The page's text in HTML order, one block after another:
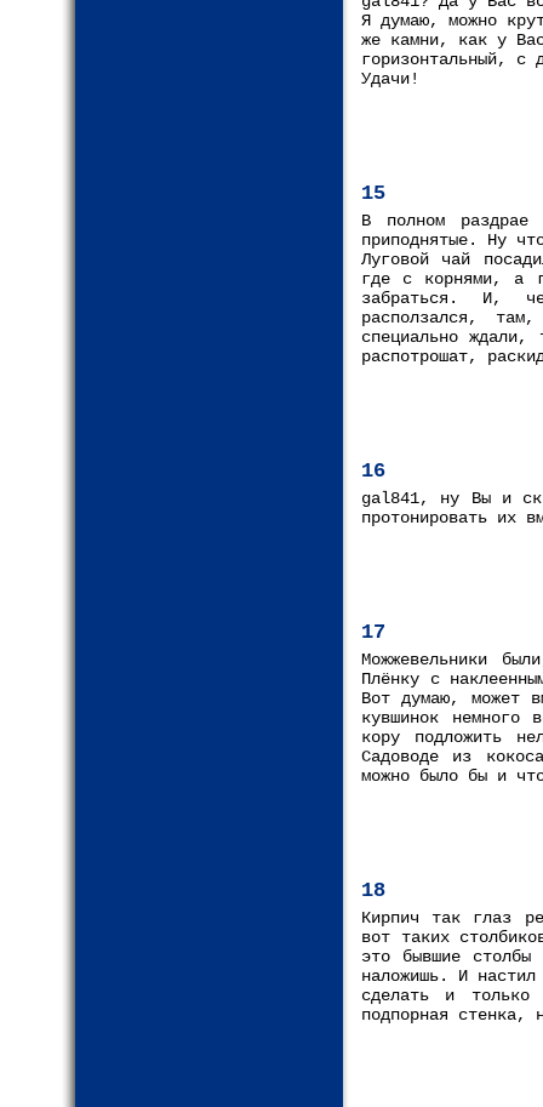
Я думаю, можно
же камни, как у
горизонтальный, с
Удачи!
15
В полном
приподнятые. Ну
Луговой чай
где с корнями, а
забраться. И,
расползался,
специально
распотрошат,
16
gal841, ну Вы и
протонировать их
17
Можжевельники
Плёнку с
Вот думаю, может
кувшинок немного
кору подложить
Садоводе из
можно было бы и
18
Кирпич так глаз
вот таких
это бывшие
наложишь. И
сделать и
подпорная стенка,